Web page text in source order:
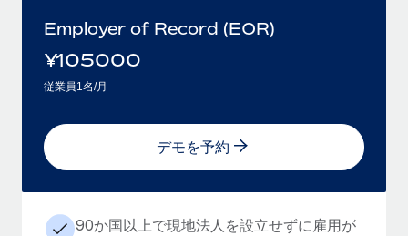
Employer of Record (EOR)
¥105000
従業員1名/月
デモを予約
90か国以上で現地法人を設立せずに雇用が